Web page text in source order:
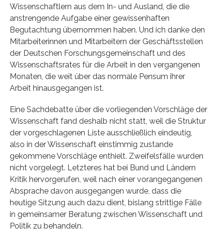
Wissenschaftlern aus dem In- und Ausland, die die
anstrengende Aufgabe einer gewissenhaften
Begutachtung übernommen haben. Und ich danke den
Mitarbeiterinnen und Mitarbeitern der Geschäftsstellen
der Deutschen Forschungsgemeinschaft und des
Wissenschaftsrates für die Arbeit in den vergangenen
Monaten, die weit über das normale Pensum ihrer
Arbeit hinausgegangen ist.
Eine Sachdebatte über die vorliegenden Vorschläge der
Wissenschaft fand deshalb nicht statt, weil die Struktur
der vorgeschlagenen Liste ausschließlich eindeutig,
also in der Wissenschaft einstimmig zustande
gekommene Vorschläge enthielt. Zweifelsfälle wurden
nicht vorgelegt. Letzteres hat bei Bund und Ländern
Kritik hervorgerufen, weil nach einer vorangegangenen
Absprache davon ausgegangen wurde, dass die
heutige Sitzung auch dazu dient, bislang strittige Fälle
in gemeinsamer Beratung zwischen Wissenschaft und
Politik zu behandeln.